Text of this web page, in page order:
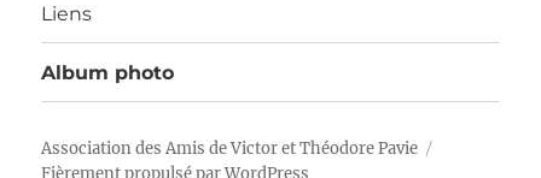
Liens
Album photo
Association des Amis de Victor et Théodore Pavie
Fièrement propulsé par WordPress